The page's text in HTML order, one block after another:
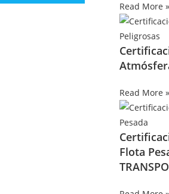
Read More »
Read More »
Flota